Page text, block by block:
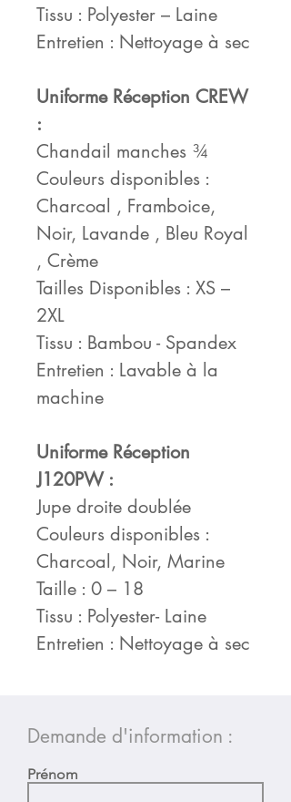
Tissu : Polyester – Laine
Entretien : Nettoyage à sec
Uniforme Réception CREW
:
Chandail manches ¾
Couleurs disponibles :
Charcoal , Framboice,
Noir, Lavande , Bleu Royal
, Crème
Tailles Disponibles : XS –
2XL
Tissu : Bambou - Spandex
Entretien : Lavable à la
machine
Uniforme Réception
J120PW :
Jupe droite doublée
Couleurs disponibles :
Charcoal, Noir, Marine
Taille : 0 – 18
Tissu : Polyester- Laine
Entretien : Nettoyage à sec
Demande d'information :
Prénom